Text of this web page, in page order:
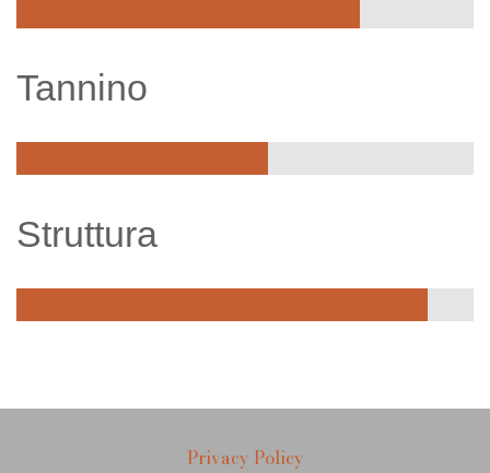
Tannino
Struttura
Privacy Policy